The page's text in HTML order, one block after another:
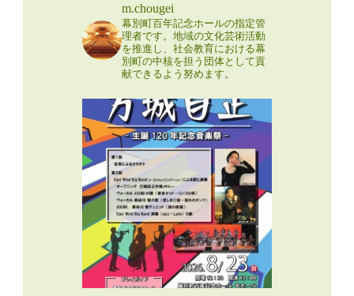
m.chougei
幕別町百年記念ホールの指定管
理者です。地域の文化芸術活動
を推進し、社会教育における幕
別町の中核を担う団体として貢
献できるよう努めます。